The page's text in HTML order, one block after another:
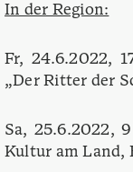
In der Region:
Fr, 24.6.2022,
„Der Ritter der
Sa, 25.6.2022,
Kultur am Land,